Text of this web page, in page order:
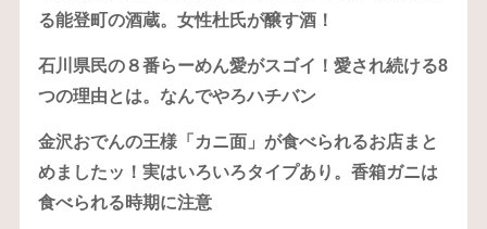
る能登町の酒蔵。女性杜氏が醸す酒！
石川県民の８番らーめん愛がスゴイ！愛され続ける8
つの理由とは。なんでやろハチバン
金沢おでんの王様「カニ面」が食べられるお店まと
めましたッ！実はいろいろタイプあり。香箱ガニは
食べられる時期に注意